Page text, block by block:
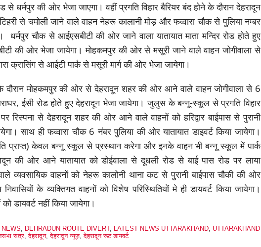
से धर्मपुर की ओर भेजा जाएगा। वहीं प्रगति विहार बैरियर बंद होने के दौरान देहरादून
से चमोली जाने वाले वाहन नेहरू कालानी मोड़ और फव्वारा चौक से पुलिया नम्बर
चौक से आईएसबीटी की ओर जाने वाला यातायात माता मन्दिर रोड होते हुए
की ओर भेजा जायेगा। मोहकमपुर की ओर से मसूरी जाने वाले वाहन जोगीवाला से
क्रासिंग से आईटी पार्क से मसूरी मार्ग की ओर भेजा जायेगा।
दौरान मोहकमपुर की ओर से देहरादून शहर की ओर आने वाले वाहन जोगीवाला से 6
ईसी रोड होते हुए देहरादून भेजा जायेगा। जुलुस के बन्नू-स्कूल से प्रगति विहार
रिस्पना से देहरादून शहर की ओर आने वाले वाहनों को हरिद्वार बाईपास से पुरानी
साथ ही फव्वारा चौक 6 नंबर पुलिया की ओर यातायात डाइवर्ट किया जायेगा।
प्राप्त) केवल बन्नू स्कूल से प्रस्थान करेगा और इनके वाहन भी बन्नू स्कूल में पार्क
की ओर आने यातायात को डोईवाला से दूधली रोड से बाई पास रोड पर लाया
व्यवसायिक वाहनों को नेहरू कालोनी थाना कट से पुरानी बाईपास चौकी की ओर
के व्यक्तिगत वाहनों को विशेष परिस्थितियों मे ही डायवर्ट किया जायेगा।
डायवर्ट नहीं किया जायेगा।
NEWS, DEHRADUN ROUTE DIVERT, LATEST NEWS UTTARAKHAND, UTTARAKHAND
सत्र,देहरादून,देहरादून न्यूज़,देहरादून रूट डायवर्ट